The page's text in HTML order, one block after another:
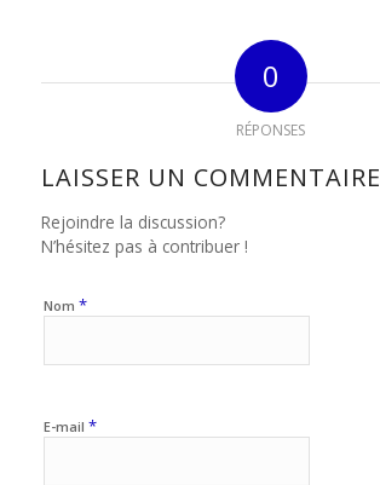
0
RÉPONSES
LAISSER UN COMMENTAIRE
Rejoindre la discussion?
N’hésitez pas à contribuer !
Nom *
E-mail *